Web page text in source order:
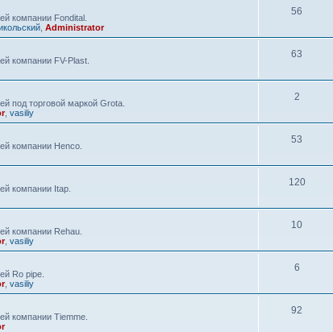
компании Fondital.
Administrator
56
компании FV-Plast.
63
под торговой маркой Grota.
, vasiliy
2
компании Henco.
53
компании Itap.
120
компании Rehau.
, vasiliy
10
Ro pipe.
, vasiliy
6
компании Tiemme.
92